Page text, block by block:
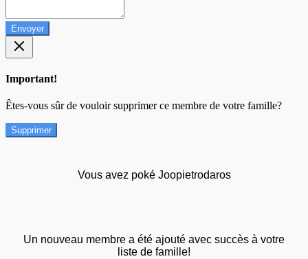
Envoyer
Important!
Êtes-vous sûr de vouloir supprimer ce membre de votre famille?
Supprimer
Vous avez poké Joopietrodaros
Un nouveau membre a été ajouté avec succès à votre
liste de famille!